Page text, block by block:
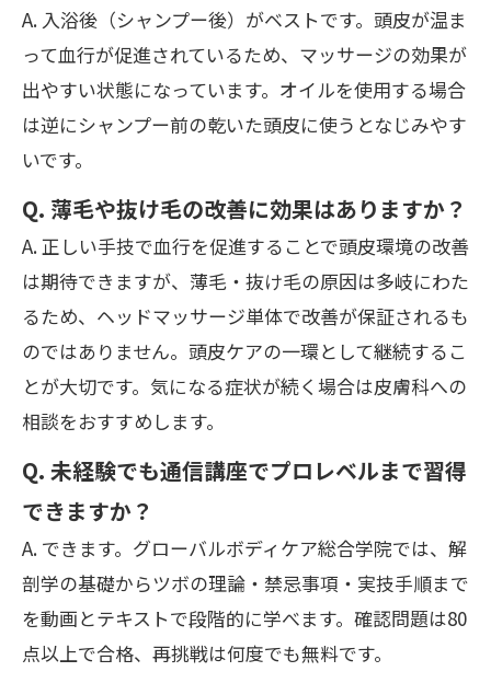
A. 入浴後（シャンプー後）がベストです。頭皮が温ま
って血行が促進されているため、マッサージの効果が
出やすい状態になっています。オイルを使用する場合
は逆にシャンプー前の乾いた頭皮に使うとなじみやす
いです。
Q. 薄毛や抜け毛の改善に効果はありますか？
A. 正しい手技で血行を促進することで頭皮環境の改善
は期待できますが、薄毛・抜け毛の原因は多岐にわた
るため、ヘッドマッサージ単体で改善が保証されるも
のではありません。頭皮ケアの一環として継続するこ
とが大切です。気になる症状が続く場合は皮膚科への
相談をおすすめします。
Q. 未経験でも通信講座でプロレベルまで習得
できますか？
A. できます。グローバルボディケア総合学院では、解
剖学の基礎からツボの理論・禁忌事項・実技手順まで
を動画とテキストで段階的に学べます。確認問題は80
点以上で合格、再挑戦は何度でも無料です。